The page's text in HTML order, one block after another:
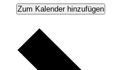
Zum Kalender hinzufügen